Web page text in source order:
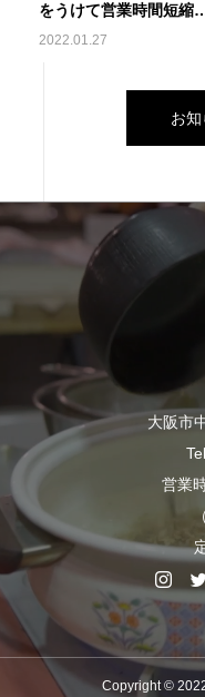
をうけて営業時間短縮
ど一部サービスを変更し
2022.01.27
お
大阪市
営業
Copyright ©